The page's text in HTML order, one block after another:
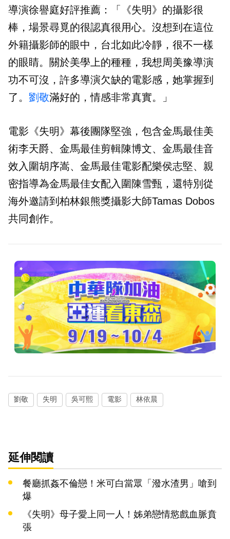
導演徐譽庭好評推薦：「《失明》的攝影很
棒，場景尋覓的很認真很用心。沒想到在這位
外籍攝影師的眼中，台北如此冷靜，很不一樣
的眼睛。關於美學上的種種，我想周美豫導演
功不可沒，許多導演欠缺的電影感，她掌握到
了。 劉敬滿好的，情感非常真實。」
電影《失明》幕後團隊堅強，包含金馬最佳美
術李天爵、金馬最佳剪輯陳博文、金馬最佳音
效入圍胡序嵩、金馬最佳電影配樂侯志堅、親
密指導為金馬最佳女配入圍陳雪甄，還特別從
海外邀請到柏林銀熊獎攝影大師Tamas Dobos
共同創作。
劉敬 失明 吳可熙 電影 林依晨
延伸閱讀
餐廳抓姦不倫戀！米可白當眾「潑水渣男」嗆到
爆
《失明》母子愛上同一人！姊弟戀情慾戲血脈賁
張